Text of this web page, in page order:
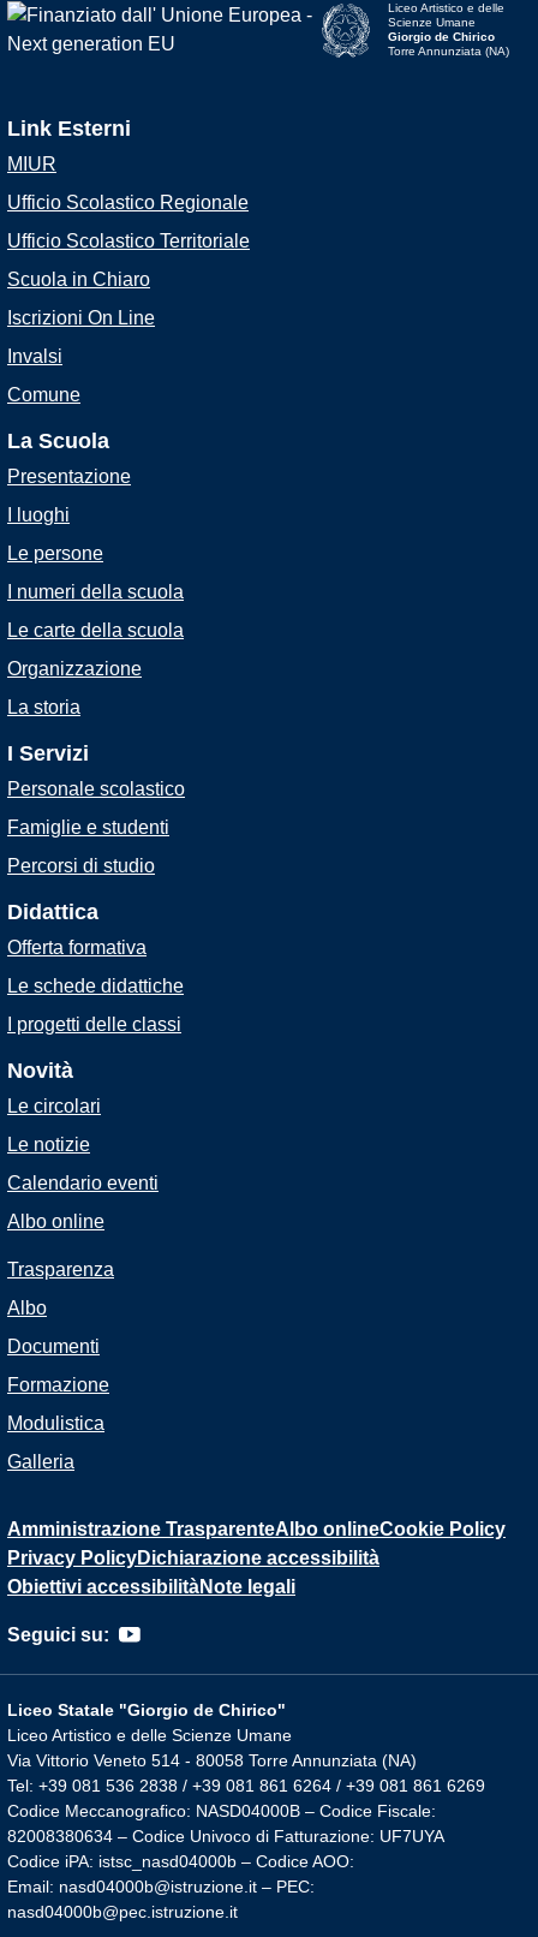
Liceo Artistico e delle
Scienze Umane
Giorgio de Chirico
Torre Annunziata (NA)
Link Esterni
MIUR
Ufficio Scolastico Regionale
Ufficio Scolastico Territoriale
Scuola in Chiaro
Iscrizioni On Line
Invalsi
Comune
La Scuola
Presentazione
I luoghi
Le persone
I numeri della scuola
Le carte della scuola
Organizzazione
La storia
I Servizi
Personale scolastico
Famiglie e studenti
Percorsi di studio
Didattica
Offerta formativa
Le schede didattiche
I progetti delle classi
Novità
Le circolari
Le notizie
Calendario eventi
Albo online
Trasparenza
Albo
Documenti
Formazione
Modulistica
Galleria
Amministrazione TrasparenteAlbo onlineCookie Policy
Privacy PolicyDichiarazione accessibilità
Obiettivi accessibilitàNote legali
Seguici su:
Liceo Statale "Giorgio de Chirico"
Liceo Artistico e delle Scienze Umane
Via Vittorio Veneto 514 - 80058 Torre Annunziata (NA)
Tel: +39 081 536 2838 / +39 081 861 6264 / +39 081 861 6269
Codice Meccanografico: NASD04000B – Codice Fiscale:
82008380634 – Codice Univoco di Fatturazione: UF7UYA
Codice iPA: istsc_nasd04000b – Codice AOO:
Email: nasd04000b@istruzione.it – PEC:
nasd04000b@pec.istruzione.it